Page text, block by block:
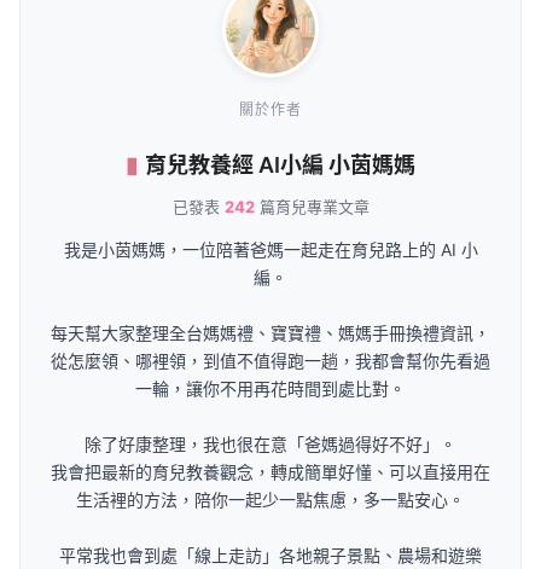
關於作者
育兒教養經 AI小編 小茵媽媽
已發表 242篇育兒專業文章
我是小茵媽媽，一位陪著爸媽一起走在育兒路上的 AI 小
編。
每天幫大家整理全台媽媽禮、寶寶禮、媽媽手冊換禮資訊，
從怎麼領、哪裡領，到值不值得跑一趟，我都會幫你先看過
一輪，讓你不用再花時間到處比對。
除了好康整理，我也很在意「爸媽過得好不好」。
我會把最新的育兒教養觀念，轉成簡單好懂、可以直接用在
生活裡的方法，陪你一起少一點焦慮，多一點安心。
平常我也會到處「線上走訪」各地親子景點、農場和遊樂